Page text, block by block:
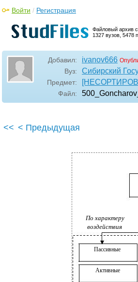
Файловый архив
1327 вузов, 5478
Войти / Регистрация
Добавил: ivanov666
Вуз: Сибирский
Предмет:
Файл:
<< < Предыдущая
По характеру
воздействия
Пассивные
Активные